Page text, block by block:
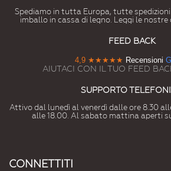
Spediamo in tutta Europa, tutte
imballo in cassa di legno. Leggi le
FEED BACK
4,9 ★★★★★ Recensioni G
AIUTACI CON IL TUO FEED
SUPPORTO
Attivo dal lunedì al venerdì dalle ore 8.30
alle 18.00. Al sabato mattina aperti
CONNETTITI